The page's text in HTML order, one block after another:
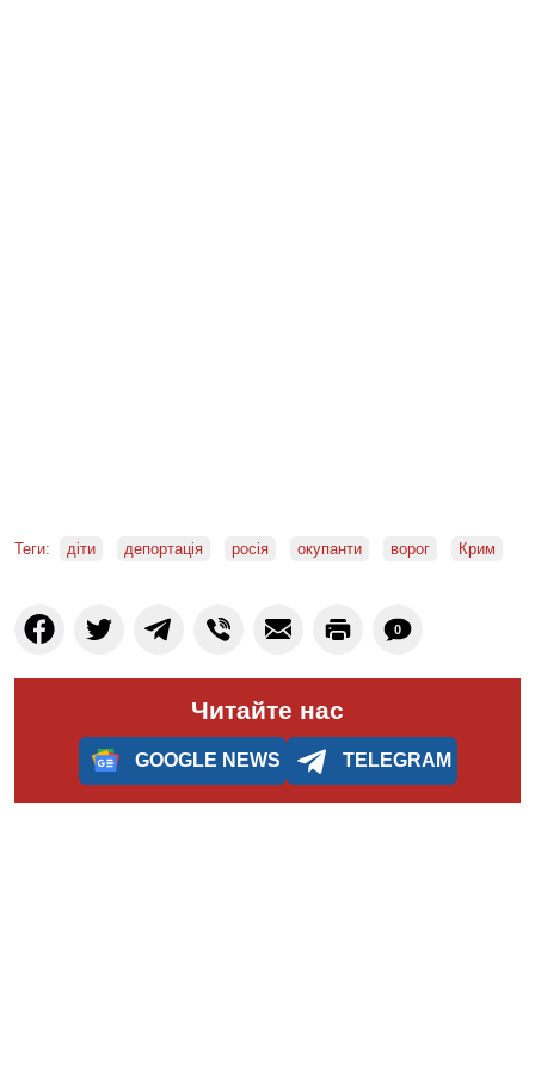
Теги: діти депортація росія окупанти ворог Крим
0
Читайте нас
GOOGLE NEWS TELEGRAM